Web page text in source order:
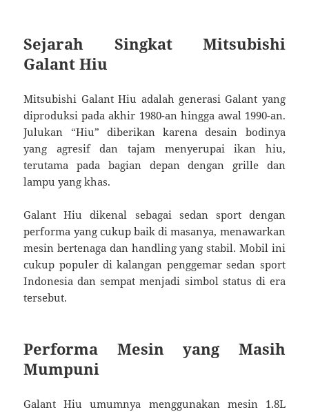
Sejarah Singkat Mitsubishi
Galant Hiu
Mitsubishi Galant Hiu adalah generasi Galant yang
diproduksi pada akhir 1980-an hingga awal 1990-an.
Julukan “Hiu” diberikan karena desain bodinya
yang agresif dan tajam menyerupai ikan hiu,
terutama pada bagian depan dengan grille dan
lampu yang khas.
Galant Hiu dikenal sebagai sedan sport dengan
performa yang cukup baik di masanya, menawarkan
mesin bertenaga dan handling yang stabil. Mobil ini
cukup populer di kalangan penggemar sedan sport
Indonesia dan sempat menjadi simbol status di era
tersebut.
Performa Mesin yang Masih
Mumpuni
Galant Hiu umumnya menggunakan mesin 1.8L